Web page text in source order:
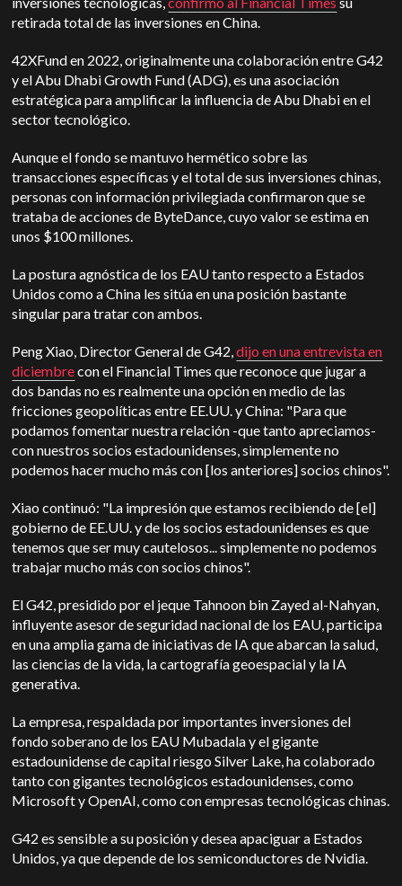
retirada total de las inversiones en China.
42XFund en 2022, originalmente una colaboración entre G42
y el Abu Dhabi Growth Fund (ADG), es una asociación
estratégica para amplificar la influencia de Abu Dhabi en el
sector tecnológico.
Aunque el fondo se mantuvo hermético sobre las
transacciones específicas y el total de sus inversiones chinas,
personas con información privilegiada confirmaron que se
trataba de acciones de ByteDance, cuyo valor se estima en
unos $100 millones.
La postura agnóstica de los EAU tanto respecto a Estados
Unidos como a China les sitúa en una posición bastante
singular para tratar con ambos.
Peng Xiao, Director General de G42,dijo en una entrevista en
diciembrecon el Financial Times que reconoce que jugar a
dos bandas no es realmente una opción en medio de las
fricciones geopolíticas entre EE.UU. y China: "Para que
podamos fomentar nuestra relación -que tanto apreciamos-
con nuestros socios estadounidenses, simplemente no
podemos hacer mucho más con [los anteriores] socios chinos".
Xiao continuó: "La impresión que estamos recibiendo de [el]
gobierno de EE.UU. y de los socios estadounidenses es que
tenemos que ser muy cautelosos... simplemente no podemos
trabajar mucho más con socios chinos".
El G42, presidido por el jeque Tahnoon bin Zayed al-Nahyan,
influyente asesor de seguridad nacional de los EAU, participa
en una amplia gama de iniciativas de IA que abarcan la salud,
las ciencias de la vida, la cartografía geoespacial y la IA
generativa.
La empresa, respaldada por importantes inversiones del
fondo soberano de los EAU Mubadala y el gigante
estadounidense de capital riesgo Silver Lake, ha colaborado
tanto con gigantes tecnológicos estadounidenses, como
Microsoft y OpenAI, como con empresas tecnológicas chinas.
G42 es sensible a su posición y desea apaciguar a Estados
Unidos, ya que depende de los semiconductores de Nvidia.